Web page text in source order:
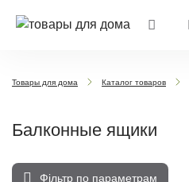
Товары для дома Каталог товаров
Балконные ящики
Фільтр по параметрам